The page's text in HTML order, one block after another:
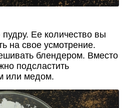
Ее количество вы
на свое усмотрение.
блендером. Вместо
подсластить
или медом.